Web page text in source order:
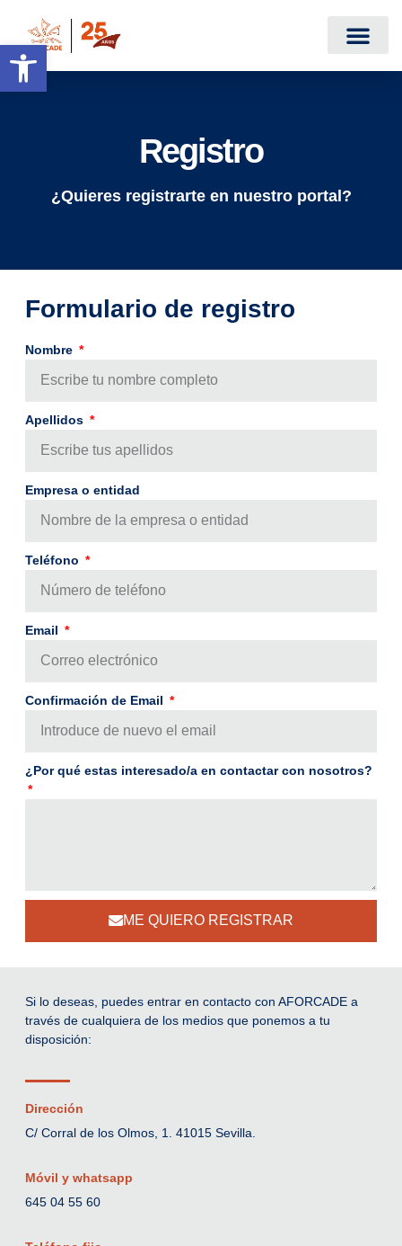
Abrir barra de herramientas
Registro
¿Quieres registrarte en nuestro portal?
Formulario de registro
Nombre
Apellidos
Empresa o entidad
Teléfono
Email
Confirmación de Email
¿Por qué estas interesado/a en contactar con nosotros?
ME QUIERO REGISTRAR
Si lo deseas, puedes entrar en contacto con AFORCADE a
través de cualquiera de los medios que ponemos a tu
disposición:
Dirección
C/ Corral de los Olmos, 1. 41015 Sevilla.
Móvil y whatsapp
645 04 55 60